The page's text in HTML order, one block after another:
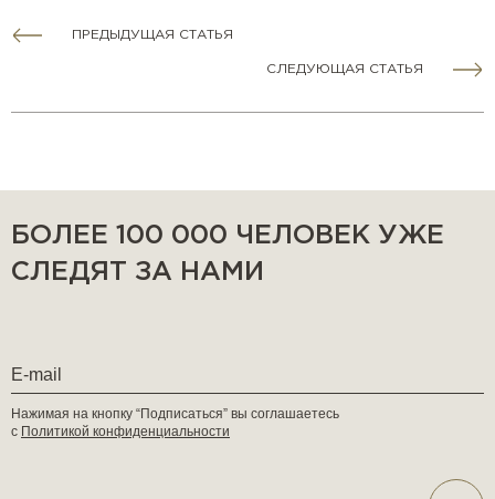
ПРЕДЫДУЩАЯ СТАТЬЯ
СЛЕДУЮЩАЯ СТАТЬЯ
БОЛЕЕ 100 000 ЧЕЛОВЕК УЖЕ
СЛЕДЯТ ЗА НАМИ
Нажимая на кнопку “Подписаться” вы соглашаетесь
с Политикой конфиденциальности